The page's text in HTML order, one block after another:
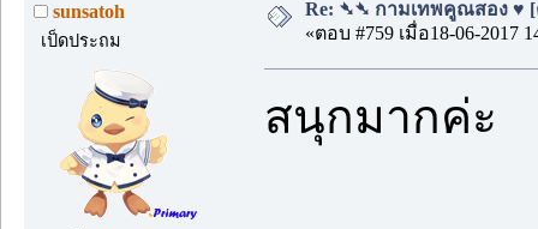
sunsatoh
เป็ดประถม
Re: ➴➴ กามเทพคูณสอง ♥ [
«ตอบ #759 เมื่อ18-06-2017
สนุกมากค่ะ